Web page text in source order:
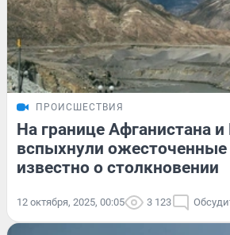
ПРОИСШЕСТВИЯ
На границе Афганистана
вспыхнули ожесточенные
известно о столкновении
12 октября, 2025, 00:05 3 123